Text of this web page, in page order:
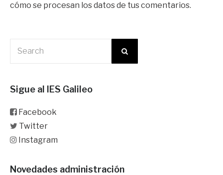
cómo se procesan los datos de tus comentarios.
Sigue al IES Galileo
Facebook
Twitter
Instagram
Novedades administración